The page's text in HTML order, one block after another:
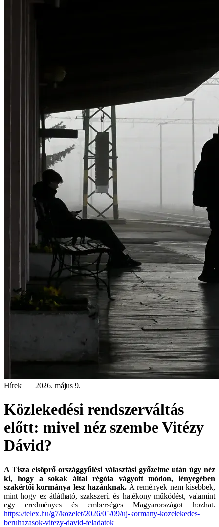
Hírek 2026. május 9.
Közlekedési rendszerváltás
előtt: mivel néz szembe Vitézy
Dávid?
A Tisza elsöprő országgyűlési választási győzelme után úgy néz
ki, hogy a sokak által régóta vágyott módon, lényegében
szakértői kormánya lesz hazánknak. A remények nem kisebbek,
mint hogy ez átlátható, szakszerű és hatékony működést, valamint
egy eredményes és emberséges Magyarországot hozhat.
https://telex.hu/g7/kozelet/2026/05/09/uj-kormany-kozelekedes-
beruhazasok-vitezy-david-feladatok